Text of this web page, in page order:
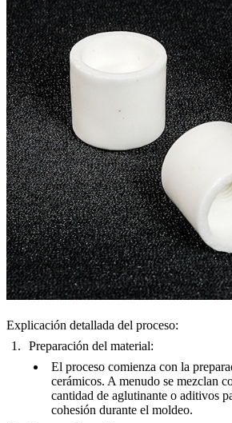
Explicación detallada del proceso:
Preparación del material:
El proceso comienza con la
cerámicos. A menudo se mezclan
cantidad de aglutinante o aditivos
cohesión durante el moldeo.